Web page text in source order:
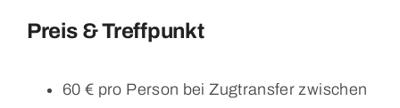
Preis & Treffpunkt
60 € pro Person bei Zugtransfer zwischen